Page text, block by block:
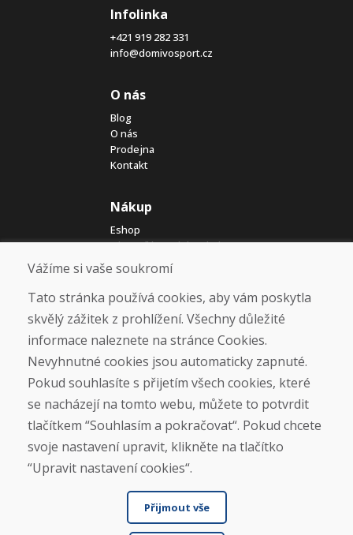
Infolinka
+421 919 282 331
info@domivosport.cz
O nás
Blog
O nás
Prodejna
Kontakt
Nákup
Eshop
Jak posíláme elektrokola
Obchodní podmínky
Doprava
Platba
Vrácení a výměna zboží
Ochrana osobních údajů
Cookies
Sociální sítě
Vážíme si vaše soukromí
Tato stránka používá cookies, aby vám poskytla
skvělý zážitek z prohlížení. Všechny důležité
informace naleznete na stránce Cookies.
Nevyhnutné cookies jsou automaticky zapnuté.
Pokud souhlasíte s přijetím všech cookies, které
se nacházejí na tomto webu, můžete to potvrdit
tlačítkem “Souhlasím a pokračovat“. Pokud chcete
svoje nastavení upravit, klikněte na tlačítko
“Upravit nastavení cookies“.
Přijmout vše